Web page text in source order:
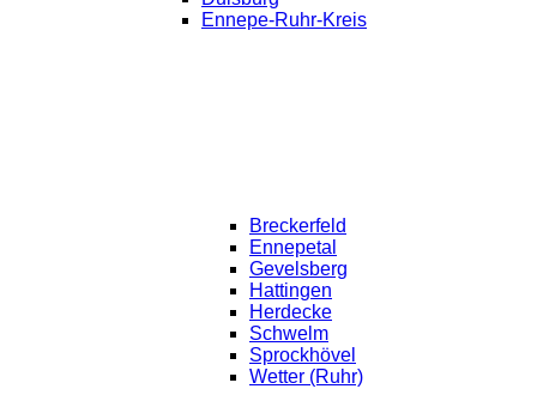
Ennepe-Ruhr-Kreis
Breckerfeld
Ennepetal
Gevelsberg
Hattingen
Herdecke
Schwelm
Sprockhövel
Wetter (Ruhr)